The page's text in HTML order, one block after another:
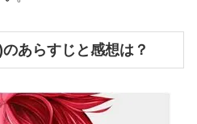
あらすじと感想は？